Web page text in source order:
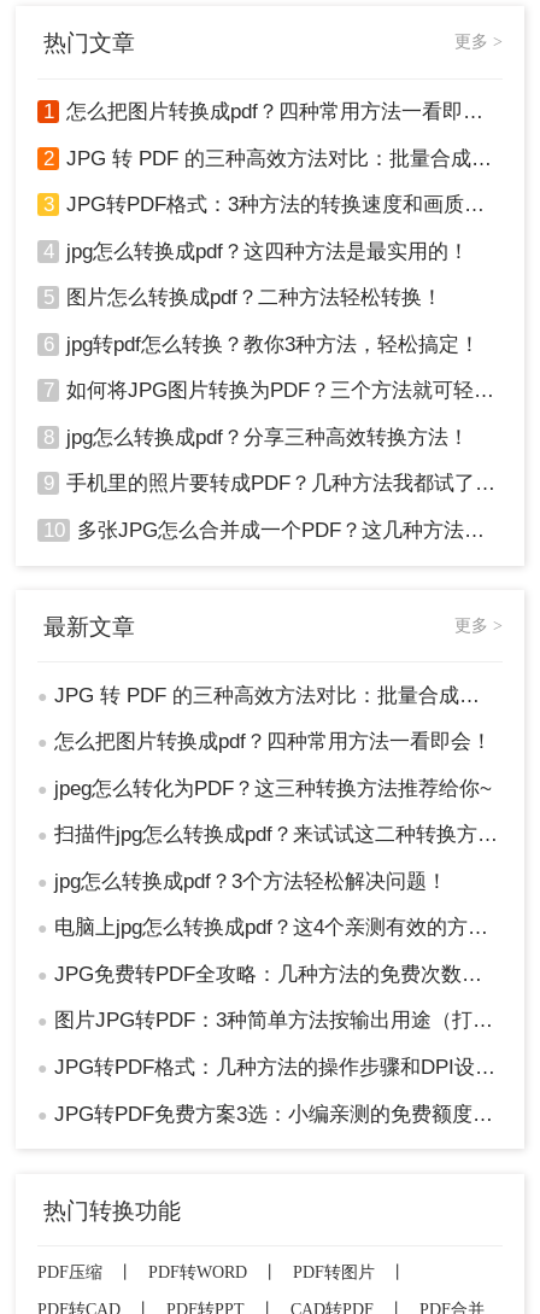
将jpg图片转换成pdf是非常方便的，
而且还方便浏览和美观。那么怎么用
热门文章 更多 >
1 怎么把图片转换成pdf？四种常用方法一看即会！
2 JPG 转 PDF 的三种高效方法对比：批量合成、高清无损、零弹窗！
3 JPG转PDF格式：3种方法的转换速度和画质保留对比！
4 jpg怎么转换成pdf？这四种方法是最实用的！
5 图片怎么转换成pdf？二种方法轻松转换！
6 jpg转pdf怎么转换？教你3种方法，轻松搞定！
7 如何将JPG图片转换为PDF？三个方法就可轻松搞定！
8 jpg怎么转换成pdf？分享三种高效转换方法！
9 手机里的照片要转成PDF？几种方法我都试了，照着做就行！
10 多张JPG怎么合并成一个PDF？这几种方法亲测好用！
最新文章 更多 >
● JPG 转 PDF 的三种高效方法对比：批量合成、高清无损、零弹窗！
● 怎么把图片转换成pdf？四种常用方法一看即会！
● jpeg怎么转化为PDF？这三种转换方法推荐给你~
● 扫描件jpg怎么转换成pdf？来试试这二种转换方法！
● jpg怎么转换成pdf？3个方法轻松解决问题！
● 电脑上jpg怎么转换成pdf？这4个亲测有效的方法，让你效率翻倍！
● JPG免费转PDF全攻略：几种方法的免费次数和文件限制对比！
● 图片JPG转PDF：3种简单方法按输出用途（打印/存档/分享）选！
● JPG转PDF格式：几种方法的操作步骤和DPI设置！
● JPG转PDF免费方案3选：小编亲测的免费额度和转换效果！
热门转换功能
PDF压缩 PDF转WORD PDF转图片
PDF转CAD
PDF转PPT CAD转PDF PDF合并